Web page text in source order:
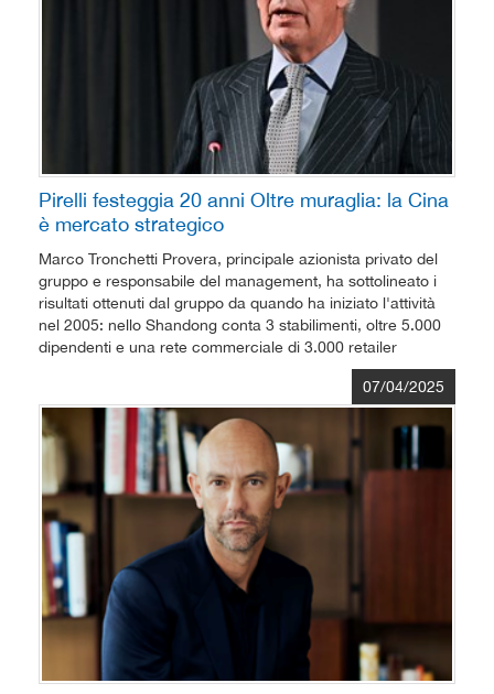
Pirelli festeggia 20 anni Oltre muraglia: la Cina
è mercato strategico
Marco Tronchetti Provera, principale azionista privato del
gruppo e responsabile del management, ha sottolineato i
risultati ottenuti dal gruppo da quando ha iniziato l'attività
nel 2005: nello Shandong conta 3 stabilimenti, oltre 5.000
dipendenti e una rete commerciale di 3.000 retailer
07/04/2025